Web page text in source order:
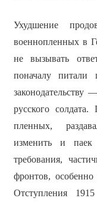
Ухудшение
военнопленных в
не вызывать
поначалу питали
законодательству
русского
пленных,
изменить и паек
требования,
фронтов,
Отступления